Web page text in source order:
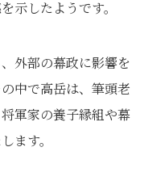
示したようです。
外部の幕政に影響を
中で高岳は、筆頭老
軍家の養子縁組や幕
ます。